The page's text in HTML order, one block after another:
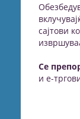
сајтови
Се
и е-